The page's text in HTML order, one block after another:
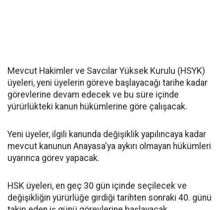
Mevcut Hakimler ve Savcılar Yüksek Kurulu (HSYK)
üyeleri, yeni üyelerin göreve başlayacağı tarihe kadar
görevlerine devam edecek ve bu süre içinde
yürürlükteki kanun hükümlerine göre çalışacak.
Yeni üyeler, ilgili kanunda değişiklik yapılıncaya kadar
mevcut kanunun Anayasa'ya aykırı olmayan hükümleri
uyarınca görev yapacak.
HSK üyeleri, en geç 30 gün içinde seçilecek ve
değişikliğin yürürlüğe girdiği tarihten sonraki 40. günü